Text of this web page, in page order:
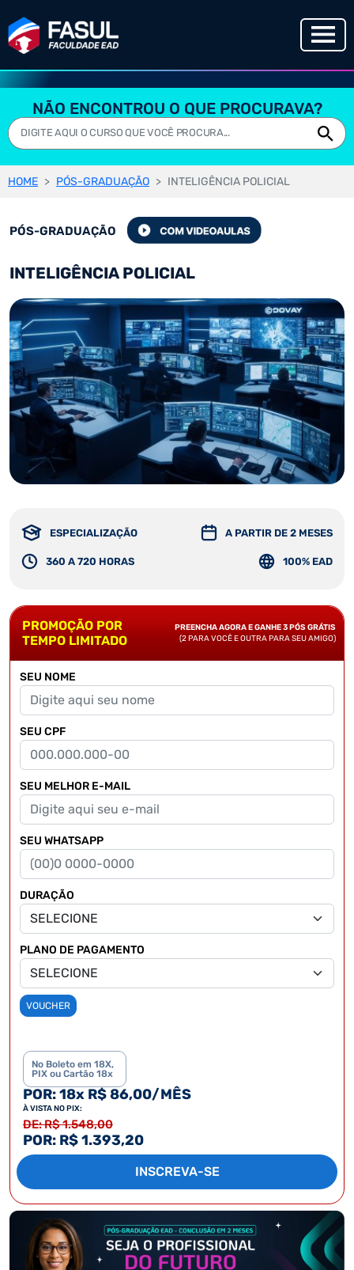
NÃO ENCONTROU O QUE PROCURAVA?
HOME PÓS-GRADUAÇÃO INTELIGÊNCIA POLICIAL
PÓS-GRADUAÇÃO
INTELIGÊNCIA POLICIAL
ESPECIALIZAÇÃO A PARTIR DE 2 MESES
360 A 720 HORAS 100% EAD
PROMOÇÃO POR
TEMPO LIMITADO
PREENCHA AGORA E GANHE 3 PÓS GRÁTIS
(2 PARA VOCÊ E OUTRA PARA SEU AMIGO)
SEU NOME
SEU CPF
SEU MELHOR E-MAIL
SEU WHATSAPP
DURAÇÃO
PLANO DE PAGAMENTO
VOUCHER
No Boleto em 18X,
PIX ou Cartão 18x
POR: 18x R$ 86,00/MÊS
À VISTA NO PIX:
DE: R$ 1.548,00
POR: R$ 1.393,20
INSCREVA-SE